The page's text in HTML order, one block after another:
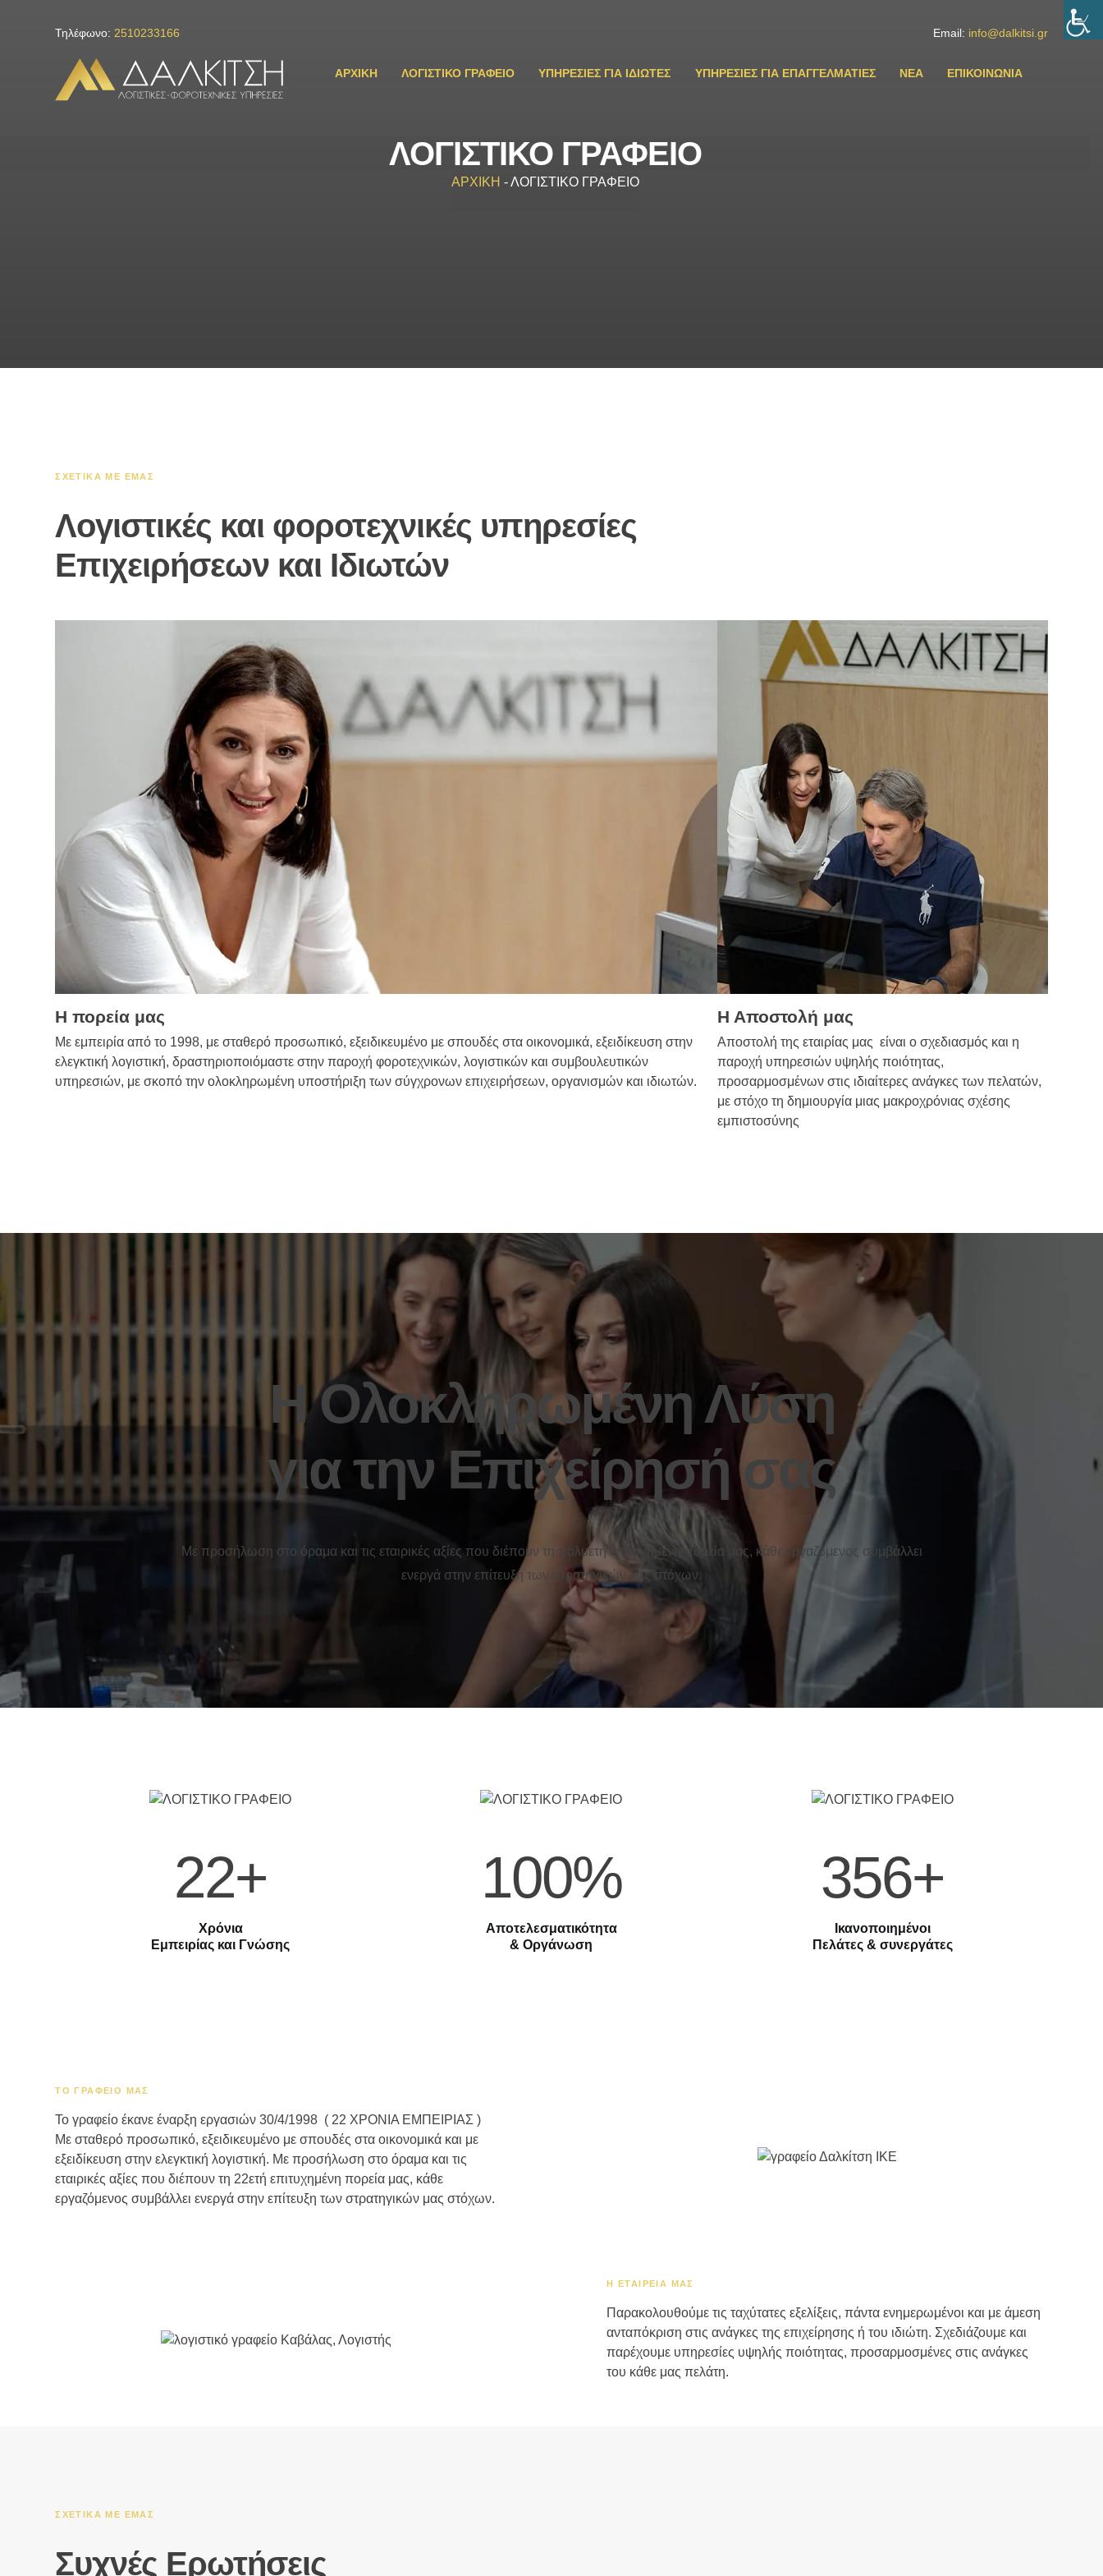
Τηλέφωνο: 2510233166 Email: info@dalkitsi.gr
ΑΡΧΙΚΗ ΛΟΓΙΣΤΙΚΟ ΓΡΑΦΕΙΟ ΥΠΗΡΕΣΙΕΣ ΓΙΑ ΙΔΙΩΤΕΣ ΥΠΗΡΕΣΙΕΣ ΓΙΑ ΕΠΑΓΓΕΛΜΑΤΙΕΣ ΝΕΑ ΕΠΙΚΟΙΝΩΝΙΑ
ΛΟΓΙΣΤΙΚΟ ΓΡΑΦΕΙΟ
ΑΡΧΙΚΗ -ΛΟΓΙΣΤΙΚΟ ΓΡΑΦΕΙΟ
ΣΧΕΤΙΚΆ ΜΕ ΕΜΆΣ
Λογιστικές και φοροτεχνικές υπηρεσίες
Επιχειρήσεων και Ιδιωτών
Η πορεία μας
Με εμπειρία από το 1998, με σταθερό προσωπικό, εξειδικευμένο με σπουδές στα οικονομικά, εξειδίκευση στην
ελεγκτική λογιστική, δραστηριοποιόμαστε στην παροχή φοροτεχνικών, λογιστικών και συμβουλευτικών
υπηρεσιών, με σκοπό την ολοκληρωμένη υποστήριξη των σύγχρονων επιχειρήσεων, οργανισμών και ιδιωτών.
Η Αποστολή μας
Αποστολή της εταιρίας μας είναι ο σχεδιασμός και η
παροχή υπηρεσιών υψηλής ποιότητας,
προσαρμοσμένων στις ιδιαίτερες ανάγκες των πελατών,
με στόχο τη δημιουργία μιας μακροχρόνιας σχέσης
εμπιστοσύνης
Η Ολοκληρωμένη Λύση
για την Επιχείρησή σας
Με προσήλωση στο όραμα και τις εταιρικές αξίες που διέπουν τη πολυετή επιτυχημένη πορεία μας, κάθε εργαζόμενος συμβάλλει
ενεργά στην επίτευξη των στρατηγικών μας στόχων.
22+
Χρόνια
Εμπειρίας και Γνώσης
100%
Αποτελεσματικότητα
& Οργάνωση
356+
Ικανοποιημένοι
Πελάτες & συνεργάτες
ΤΟ ΓΡΑΦΕΊΟ ΜΑΣ
Το γραφείο έκανε έναρξη εργασιών 30/4/1998 ( 22 ΧΡΟΝΙΑ ΕΜΠΕΙΡΙΑΣ )
Με σταθερό προσωπικό, εξειδικευμένο με σπουδές στα οικονομικά και με
εξειδίκευση στην ελεγκτική λογιστική. Με προσήλωση στο όραμα και τις
εταιρικές αξίες που διέπουν τη 22ετή επιτυχημένη πορεία μας, κάθε
εργαζόμενος συμβάλλει ενεργά στην επίτευξη των στρατηγικών μας στόχων.
Η ΕΤΑΙΡΕΊΑ ΜΑΣ
Παρακολουθούμε τις ταχύτατες εξελίξεις, πάντα ενημερωμένοι και με άμεση
ανταπόκριση στις ανάγκες της επιχείρησης ή του ιδιώτη. Σχεδιάζουμε και
παρέχουμε υπηρεσίες υψηλής ποιότητας, προσαρμοσμένες στις ανάγκες
του κάθε μας πελάτη.
ΣΧΕΤΙΚΆ ΜΕ ΕΜΆΣ
Συχνές Ερωτήσεις